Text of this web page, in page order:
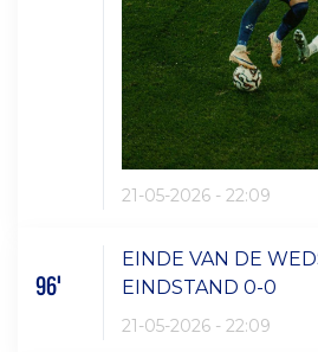
21-05-2026 - 22:09
96'
EINDE VAN DE
EINDSTAND 0-0
21-05-2026 - 22:09